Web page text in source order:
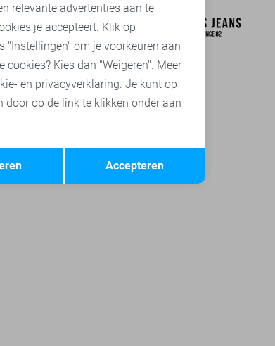
Opslaan
relevante advertenties aan te
je accepteert. Klik op
"Instellingen" om je voorkeuren aan
Kies dan "Weigeren". Meer
en privacyverklaring. Je kunt op
op de link te klikken onder aan
Accepteren